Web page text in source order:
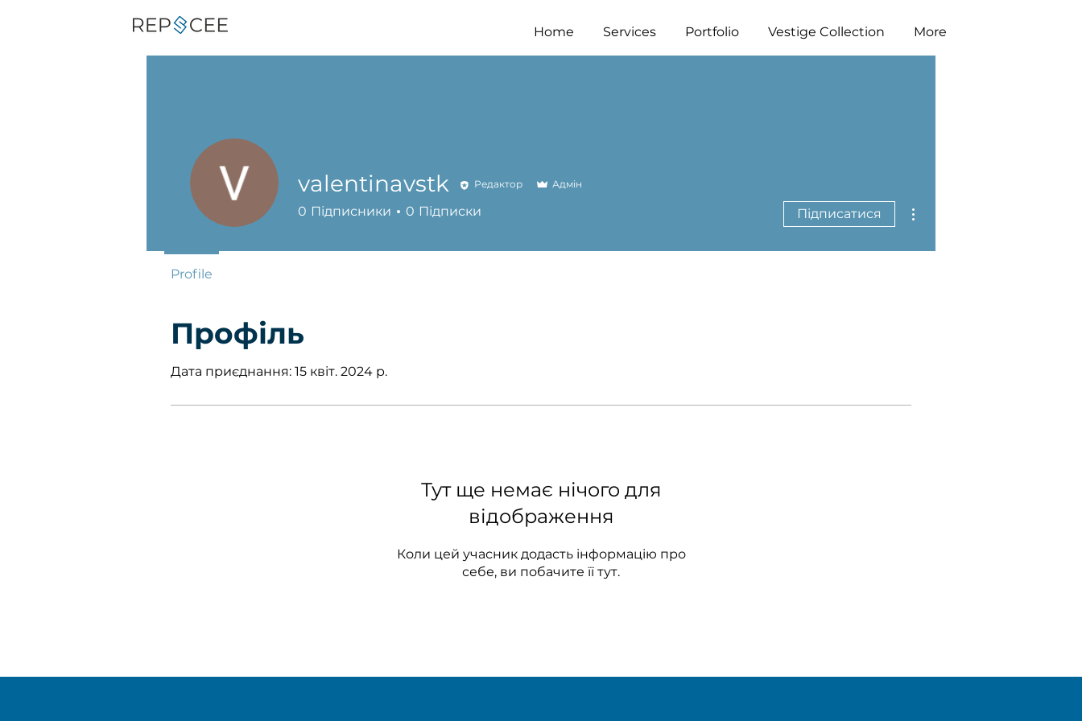
Home Services Portfolio Vestige Collection More
Профіль
Дата приєднання: 15 квіт. 2024 р.
Тут ще немає нічого для
відображення
Коли цей учасник додасть інформацію про
себе, ви побачите її тут.
valentinavstk Редактор Адмін
0 Підписники 0 Підписки Підписатися
Profile